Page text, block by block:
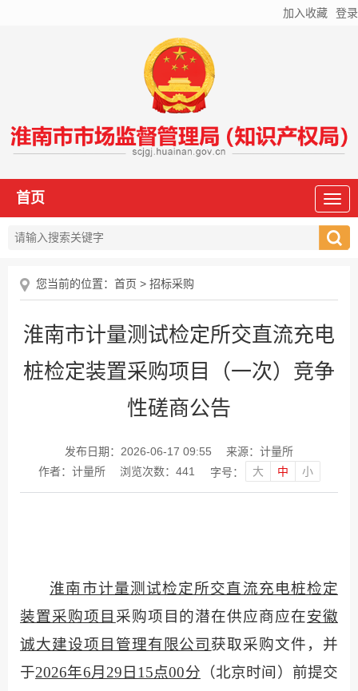
加入收藏 登录
首页
您当前的位置： 首页 > 招标采购
淮南市计量测试检定所交直流充电
桩检定装置采购项目（一次）竞争
性磋商公告
发布日期：2026-06-17 09:55
来源：计量所
作者：计量所
浏览次数： 441 字号： 大 中 小
淮南市计量测试检定所交直流充电桩检定
装置采购项目 采购项目的潜在供应商应在安徽
诚大建设项目管理有限公司 获取采购文件，并
于2026年6月 29 日 15点00分 （北京时间）前提交